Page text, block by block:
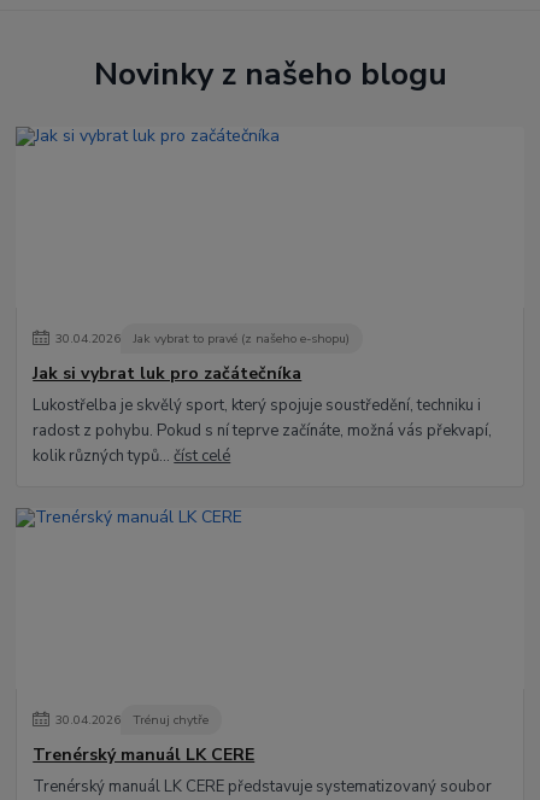
Novinky z našeho blogu
30.04.2026 Jak vybrat to pravé (z našeho e-shopu)
Jak si vybrat luk pro začátečníka
Lukostřelba je skvělý sport, který spojuje soustředění, techniku i
radost z pohybu. Pokud s ní teprve začínáte, možná vás překvapí,
kolik různých typů...číst celé
30.04.2026 Trénuj chytře
Trenérský manuál LK CERE
Trenérský manuál LK CERE představuje systematizovaný soubor